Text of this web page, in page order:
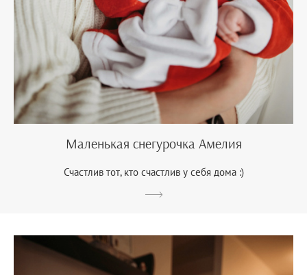
Маленькая снегурочка Амелия
Счастлив тот, кто счастлив у себя дома :)